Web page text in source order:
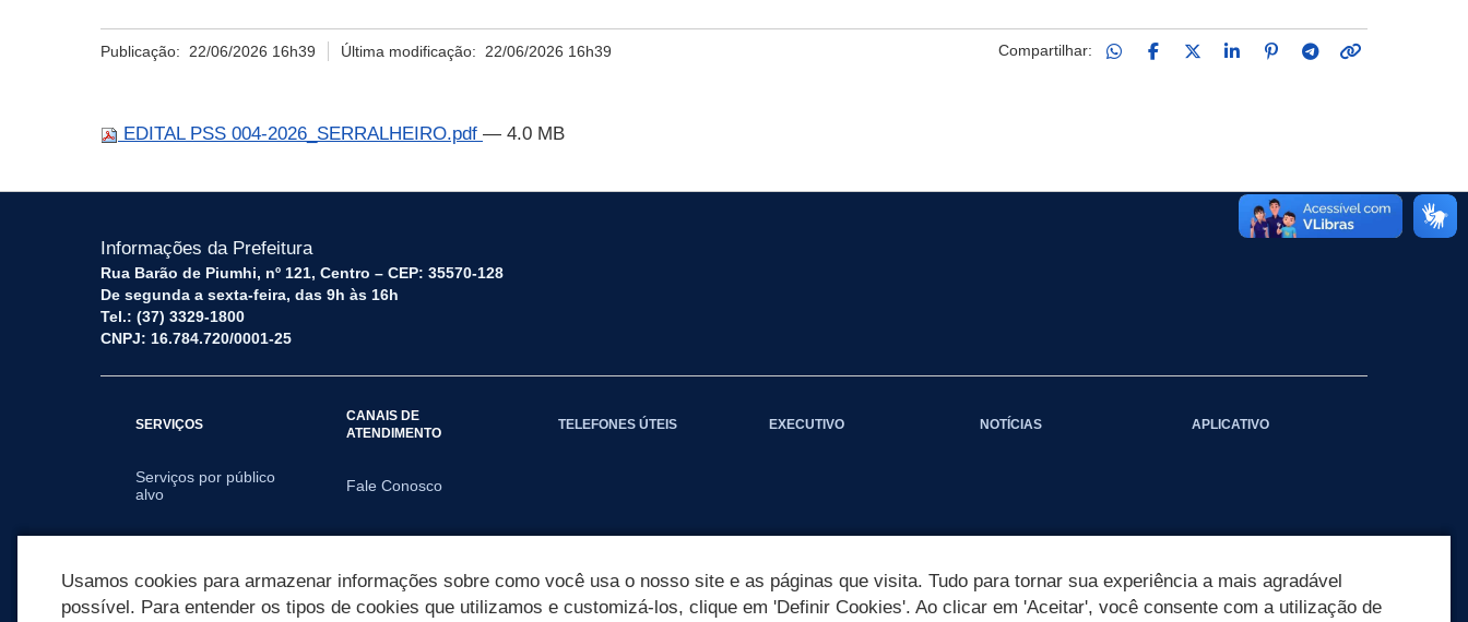
Publicação: 22/06/2026 16h39 Última modificação: 22/06/2026 16h39 Compartilhar:
EDITAL PSS 004-2026_SERRALHEIRO.pdf — 4.0 MB
Informações da Prefeitura
Rua Barão de Piumhi, nº 121, Centro – CEP: 35570-128
De segunda a sexta-feira, das 9h às 16h
Tel.: (37) 3329-1800
CNPJ: 16.784.720/0001-25
SERVIÇOS
Serviços por público
alvo
CANAIS DE
ATENDIMENTO
Fale Conosco
TELEFONES ÚTEIS EXECUTIVO NOTÍCIAS APLICATIVO
Usamos cookies para armazenar informações sobre como você usa o nosso site e as páginas que visita. Tudo para tornar sua experiência a mais agradável
possível. Para entender os tipos de cookies que utilizamos e customizá-los, clique em 'Definir Cookies'. Ao clicar em 'Aceitar', você consente com a utilização de